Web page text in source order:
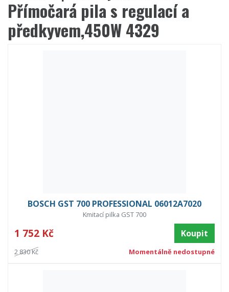
Přímočará pila s regulací a
předkyvem,450W 4329
BOSCH GST 700 PROFESSIONAL 06012A7020
Kmitací pilka GST 700
1 752 Kč Koupit
2 830 Kč Momentálně nedostupné